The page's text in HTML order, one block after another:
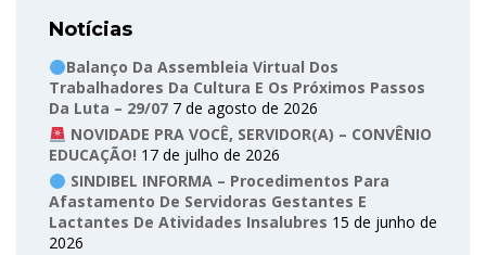
Notícias
Balanço Da Assembleia Virtual Dos
Trabalhadores Da Cultura E Os Próximos Passos
Da Luta – 29/07 7 de agosto de 2026
NOVIDADE PRA VOCÊ, SERVIDOR(A) – CONVÊNIO
EDUCAÇÃO! 17 de julho de 2026
SINDIBEL INFORMA – Procedimentos Para
Afastamento De Servidoras Gestantes E
Lactantes De Atividades Insalubres 15 de junho de
2026